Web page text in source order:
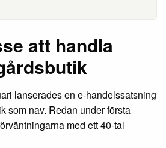
att handla
lanserades en e-handelssatsning
som nav. Redan under första
med ett 40-tal